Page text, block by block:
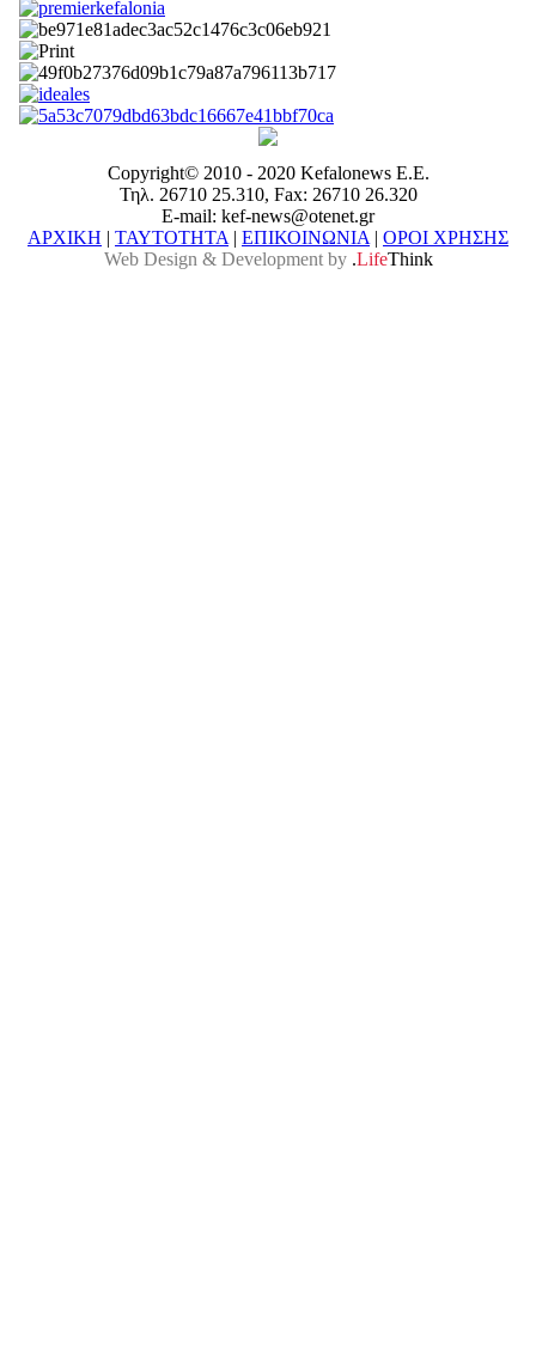
Copyright© 2010 - 2020 Kefalonews Ε.E.
Τηλ. 26710 25.310, Fax: 26710 26.320
E-mail: kef-news@otenet.gr
ΑΡΧΙΚΗ | ΤΑΥΤΟΤΗΤΑ | ΕΠΙΚΟΙΝΩΝΙΑ | ΟΡΟΙ ΧΡΗΣΗΣ
Web Design & Development by .LifeThink